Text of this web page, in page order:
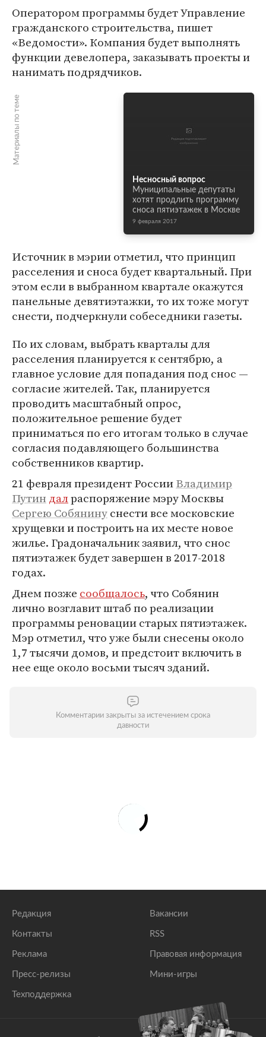
Оператором программы будет Управление
гражданского строительства, пишет
«Ведомости». Компания будет выполнять
функции девелопера, заказывать проекты и
нанимать подрядчиков.
Материалы по теме
Несносный вопрос
Муниципальные депутаты
хотят продлить программу
сноса пятиэтажек в Москве
9 февраля 2017
Источник в мэрии отметил, что принцип
расселения и сноса будет квартальный. При
этом если в выбранном квартале окажутся
панельные девятиэтажки, то их тоже могут
снести, подчеркнули собеседники газеты.
По их словам, выбрать кварталы для
расселения планируется к сентябрю, а
главное условие для попадания под снос —
согласие жителей. Так, планируется
проводить масштабный опрос,
положительное решение будет
приниматься по его итогам только в случае
согласия подавляющего большинства
собственников квартир.
21 февраля президент РоссииВладимир
Путин далраспоряжение мэру Москвы
Сергею Собянинуснести все московские
хрущевки и построить на их месте новое
жилье. Градоначальник заявил, что снос
пятиэтажек будет завершен в 2017-2018
годах.
Днем позже сообщалось, что Собянин
лично возглавит штаб по реализации
программы реновации старых пятиэтажек.
Мэр отметил, что уже были снесены около
1,7 тысячи домов, и предстоит включить в
нее еще около восьми тысяч зданий.
Комментарии закрыты за истечением срока
давности
Редакция
Контакты
Реклама
Пресс-релизы
Техподдержка
Вакансии
RSS
Правовая информация
Мини-игры